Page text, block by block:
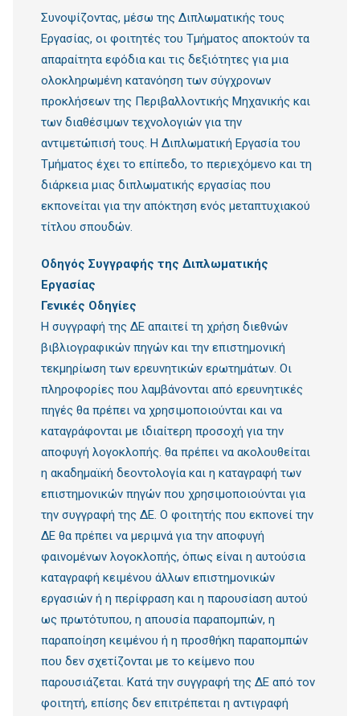
Συνοψίζοντας, μέσω της Διπλωματικής τους
Εργασίας, οι φοιτητές του Τμήματος αποκτούν τα
απαραίτητα εφόδια και τις δεξιότητες για μια
ολοκληρωμένη κατανόηση των σύγχρονων
προκλήσεων της Περιβαλλοντικής Μηχανικής και
των διαθέσιμων τεχνολογιών για την
αντιμετώπισή τους. Η Διπλωματική Εργασία του
Τμήματος έχει το επίπεδο, το περιεχόμενο και τη
διάρκεια μιας διπλωματικής εργασίας που
εκπονείται για την απόκτηση ενός μεταπτυχιακού
τίτλου σπουδών.
Οδηγός Συγγραφής της Διπλωματικής
Εργασίας
Γενικές Οδηγίες
Η συγγραφή της ΔΕ απαιτεί τη χρήση διεθνών
βιβλιογραφικών πηγών και την επιστημονική
τεκμηρίωση των ερευνητικών ερωτημάτων. Οι
πληροφορίες που λαμβάνονται από ερευνητικές
πηγές θα πρέπει να χρησιμοποιούνται και να
καταγράφονται με ιδιαίτερη προσοχή για την
αποφυγή λογοκλοπής. θα πρέπει να ακολουθείται
η ακαδημαϊκή δεοντολογία και η καταγραφή των
επιστημονικών πηγών που χρησιμοποιούνται για
την συγγραφή της ΔΕ. Ο φοιτητής που εκπονεί την
ΔΕ θα πρέπει να μεριμνά για την αποφυγή
φαινομένων λογοκλοπής, όπως είναι η αυτούσια
καταγραφή κειμένου άλλων επιστημονικών
εργασιών ή η περίφραση και η παρουσίαση αυτού
ως πρωτότυπου, η απουσία παραπομπών, η
παραποίηση κειμένου ή η προσθήκη παραπομπών
που δεν σχετίζονται με το κείμενο που
παρουσιάζεται. Κατά την συγγραφή της ΔΕ από τον
φοιτητή, επίσης δεν επιτρέπεται η αντιγραφή